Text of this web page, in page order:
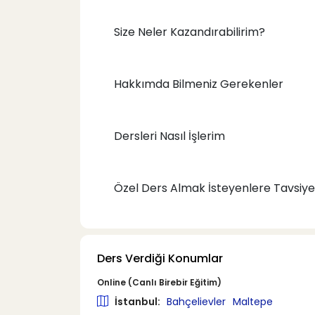
Size Neler Kazandırabilirim?
Hakkımda Bilmeniz Gerekenler
Dersleri Nasıl İşlerim
Özel Ders Almak İsteyenlere
Ders Verdiği Konumlar
Online (Canlı Birebir Eğitim)
İstanbul: Bahçelievler Maltepe